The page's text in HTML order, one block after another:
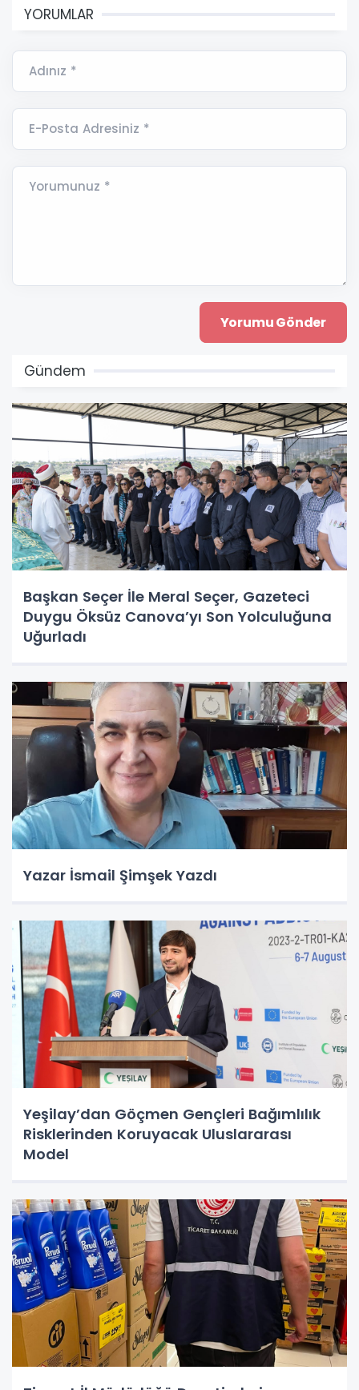
YORUMLAR
Adınız *
E-Posta Adresiniz *
Yorumunuz *
Gündem
Başkan Seçer İle Meral Seçer, Gazeteci
Duygu Öksüz Canova’yı Son Yolculuğuna
Uğurladı
Yazar İsmail Şimşek Yazdı
Yeşilay’dan Göçmen Gençleri Bağımlılık
Risklerinden Koruyacak Uluslararası
Model